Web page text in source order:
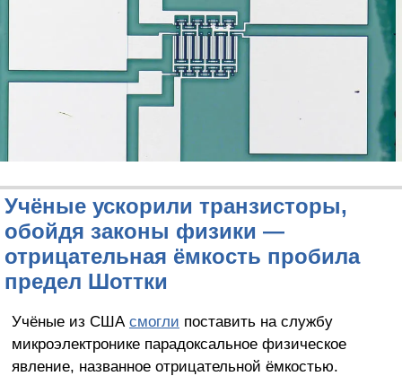
Учёные ускорили транзисторы,
обойдя законы физики —
отрицательная ёмкость пробила
предел Шоттки
Учёные из США смогли поставить на службу
микроэлектронике парадоксальное физическое
явление, названное отрицательной ёмкостью.